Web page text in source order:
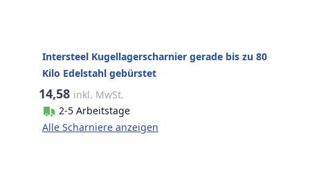
Intersteel Kugellagerscharnier gerade bis zu 80
Kilo Edelstahl gebürstet
14,58 inkl. MwSt.
2-5 Arbeitstage
Alle Scharniere anzeigen